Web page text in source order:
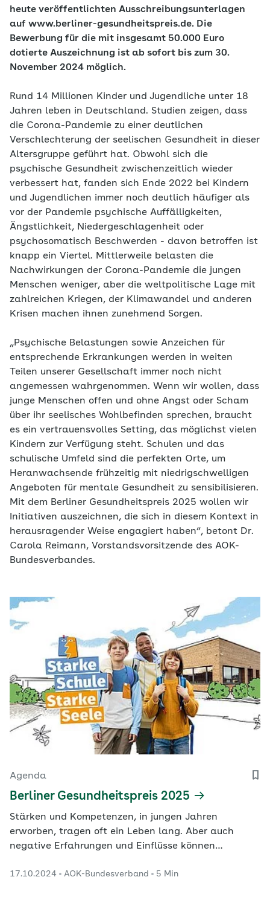
heute veröffentlichten Ausschreibungsunterlagen
auf www.berliner-gesundheitspreis.de. Die
Bewerbung für die mit insgesamt 50.000 Euro
dotierte Auszeichnung ist ab sofort bis zum 30.
November 2024 möglich.
Rund 14 Millionen Kinder und Jugendliche unter 18
Jahren leben in Deutschland. Studien zeigen, dass
die Corona-Pandemie zu einer deutlichen
Verschlechterung der seelischen Gesundheit in dieser
Altersgruppe geführt hat. Obwohl sich die
psychische Gesundheit zwischenzeitlich wieder
verbessert hat, fanden sich Ende 2022 bei Kindern
und Jugendlichen immer noch deutlich häufiger als
vor der Pandemie psychische Auffälligkeiten,
Ängstlichkeit, Niedergeschlagenheit oder
psychosomatisch Beschwerden - davon betroffen ist
knapp ein Viertel. Mittlerweile belasten die
Nachwirkungen der Corona-Pandemie die jungen
Menschen weniger, aber die weltpolitische Lage mit
zahlreichen Kriegen, der Klimawandel und anderen
Krisen machen ihnen zunehmend Sorgen.
„Psychische Belastungen sowie Anzeichen für
entsprechende Erkrankungen werden in weiten
Teilen unserer Gesellschaft immer noch nicht
angemessen wahrgenommen. Wenn wir wollen, dass
junge Menschen offen und ohne Angst oder Scham
über ihr seelisches Wohlbefinden sprechen, braucht
es ein vertrauensvolles Setting, das möglichst vielen
Kindern zur Verfügung steht. Schulen und das
schulische Umfeld sind die perfekten Orte, um
Heranwachsende frühzeitig mit niedrigschwelligen
Angeboten für mentale Gesundheit zu sensibilisieren.
Mit dem Berliner Gesundheitspreis 2025 wollen wir
Initiativen auszeichnen, die sich in diesem Kontext in
herausragender Weise engagiert haben“, betont Dr.
Carola Reimann, Vorstandsvorsitzende des AOK-
Bundesverbandes.
Agenda
Berliner Gesundheitspreis 2025
Stärken und Kompetenzen, in jungen Jahren
erworben, tragen oft ein Leben lang. Aber auch
negative Erfahrungen und Einflüsse können
wichtig, im schulischen Setting die psychische
17.10.2024 AOK-Bundesverband 5 Min